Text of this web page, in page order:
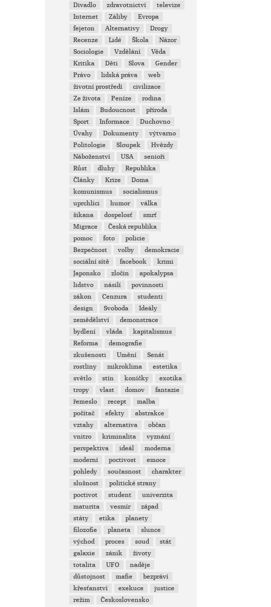
Divadlo
zdravotnictví
televize
Internet
Záliby
Evropa
fejeton
Alternativy
Drogy
Recenze
Lidé Škola
Názor
Sociologie
Vzdělání
Věda
Kritika
Děti Slova
Gender
Právo
lidská práva
web
životní prostředí
civilizace
Ze života
Peníze
rodina
Islám
Budoucnost
příroda
Sport
Informace
Duchovno
Úvahy
Dokumenty
výtvarno
Politologie
Sloupek
Hvězdy
Náboženství
USA
senioři
Růst
dluhy
Republika
Články
Krize
Doma
komunismus
socialismus
uprchlíci
humor
válka
šikana
dospelosť
smrť
Migrace
Česká republika
pomoc
foto
policie
Bezpečnost
volby
demokracie
sociální sítě
facebook
krimi
Japonsko
zločin
apokalypsa
lidstvo
násilí
povinnosti
zákon
Cenzura
studenti
design
Svoboda
Ideály
zemědělství
demonstrace
bydlení
vláda
kapitalismus
Reforma
demografie
zkušenosti
Umění
Senát
rostliny
mikroklima
estetika
světlo
stín koníčky
exotika
tropy
vlast domov
fantazie
řemeslo
recept
malba
počítač
efekty
abstrakce
vztahy
alternativa
občan
vnitro
kriminalita
vyznání
perspektiva
ideál
moderna
moderní
poctivost
emoce
pohledy
současnost
charakter
slušnost
politické strany
poctivot
student
univerzita
maturita
vesmír
západ
státy
etika
planety
filozofie
planeta
slunce
východ
proces soud
stát
galaxie
zánik
životy
totalita
UFO
naděje
důstojnost
mafie
bezpráví
křesťanství
exekuce
justice
režim
Československo